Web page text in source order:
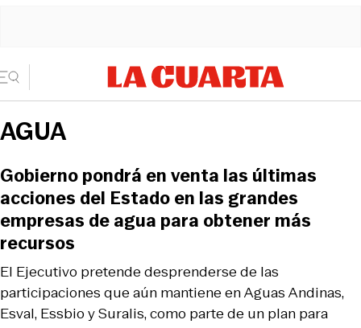
AGUA
El Ejecutivo pretende desprenderse de las
participaciones que aún mantiene en Aguas Andinas,
Esval, Essbio y Suralis, como parte de un plan para
Gobierno pondrá en venta las últimas
acciones del Estado en las grandes
empresas de agua para obtener más
recursos